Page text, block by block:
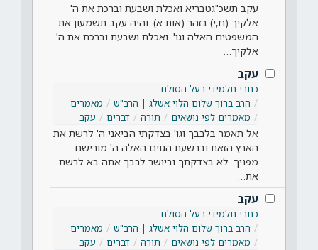
עקב תשכ"גטבריא ואכלת ושבעת וברכת את ה'
אלקיך (ח,י) בזהר (אות א): והיה עקב תשמעון את
המשפטים האלה וגו'. ואכלת ושבעת וברכת את ה'
אלקיך…
עקב
כתבי תלמידי בעל הסולם
הרב ברוך שלום הלוי אשלג | הרב"ש
מאמרים
מאמרים לפי נושאים
תורה דברים עקב
אל תאמר בלבבך וגו' בצדקתי הביאני ה' לרשת את
הארץ הזאת וברשעת הגוים האלה ה' מורישם
מפניך. לא בצדקתך וביושר לבבך אתה בא לרשת
את…
עקב
כתבי תלמידי בעל הסולם
הרב ברוך שלום הלוי אשלג | הרב"ש
מאמרים
מאמרים לפי נושאים
תורה דברים עקב